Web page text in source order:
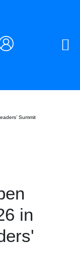
Summit
in